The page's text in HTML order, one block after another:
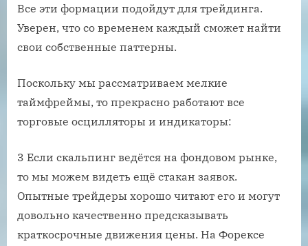
Все эти формации подойдут для трейдинга.
Уверен, что со временем каждый сможет найти
свои собственные паттерны.
Поскольку мы рассматриваем мелкие
таймфреймы, то прекрасно работают все
торговые осцилляторы и индикаторы:
3 Если скальпинг ведётся на фондовом рынке,
то мы можем видеть ещё стакан заявок.
Опытные трейдеры хорошо читают его и могут
довольно качественно предсказывать
краткосрочные движения цены. На Форексе